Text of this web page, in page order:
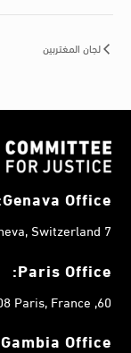
لجان المغتربين
Genava Office:
7 chemin de Balexert, Châtelaine,1219 Geneva, Switzerland.
Paris Office:
60, rue François 1er, 75008 Paris, France.
Gambia Office: